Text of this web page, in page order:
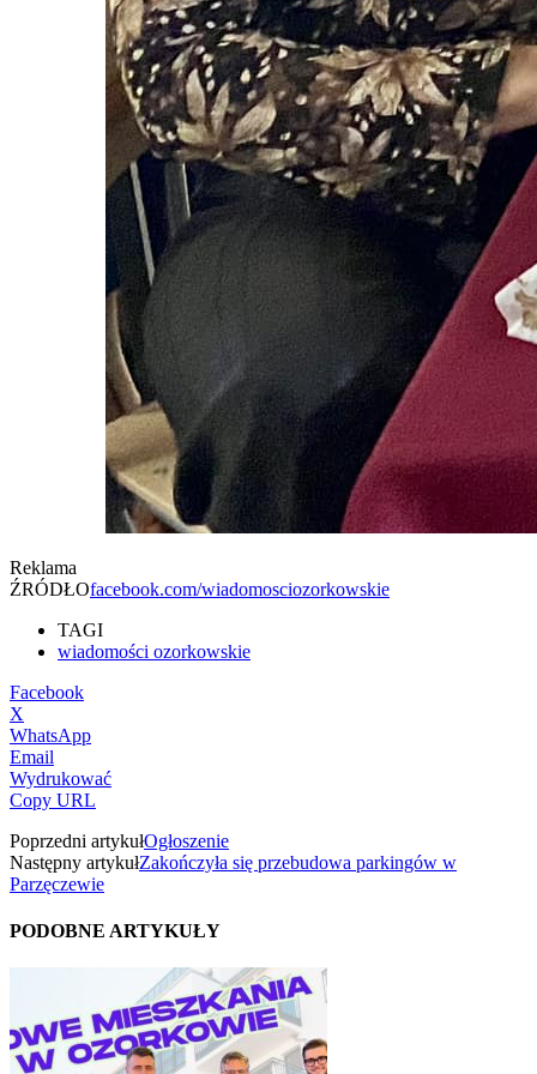
Reklama
ŹRÓDŁOfacebook.com/wiadomosciozorkowskie
TAGI
wiadomości ozorkowskie
Facebook
X
WhatsApp
Email
Wydrukować
Copy URL
Poprzedni artykułOgłoszenie
Następny artykułZakończyła się przebudowa parkingów w
Parzęczewie
PODOBNE ARTYKUŁY